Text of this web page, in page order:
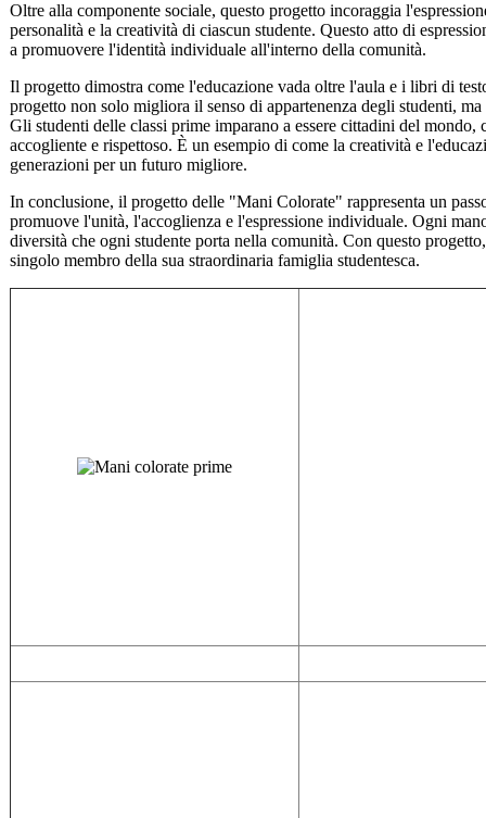
Oltre alla componente sociale, questo progetto incoraggia
personalità e la creatività di ciascun studente. Questo atto di
a promuovere l'identità individuale all'interno della comunità.
Il progetto dimostra come l'educazione vada oltre l'aula e i libri di
progetto non solo migliora il senso di appartenenza degli studenti,
Gli studenti delle classi prime imparano a essere cittadini del mondo,
accogliente e rispettoso. È un esempio di come la creatività e
generazioni per un futuro migliore.
In conclusione, il progetto delle "Mani Colorate" rappresenta un
promuove l'unità, l'accoglienza e l'espressione individuale. Ogni
diversità che ogni studente porta nella comunità. Con questo
singolo membro della sua straordinaria famiglia studentesca.